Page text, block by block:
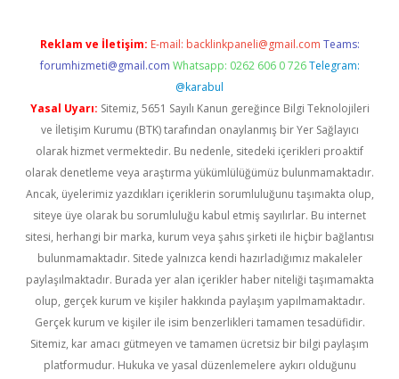
Reklam ve İletişim: E-mail: backlinkpaneli@gmail.com Teams:
forumhizmeti@gmail.com Whatsapp: 0262 606 0 726 Telegram:
@karabul
Yasal Uyarı: Sitemiz, 5651 Sayılı Kanun gereğince Bilgi Teknolojileri
ve İletişim Kurumu (BTK) tarafından onaylanmış bir Yer Sağlayıcı
olarak hizmet vermektedir. Bu nedenle, sitedeki içerikleri proaktif
olarak denetleme veya araştırma yükümlülüğümüz bulunmamaktadır.
Ancak, üyelerimiz yazdıkları içeriklerin sorumluluğunu taşımakta olup,
siteye üye olarak bu sorumluluğu kabul etmiş sayılırlar. Bu internet
sitesi, herhangi bir marka, kurum veya şahıs şirketi ile hiçbir bağlantısı
bulunmamaktadır. Sitede yalnızca kendi hazırladığımız makaleler
paylaşılmaktadır. Burada yer alan içerikler haber niteliği taşımamakta
olup, gerçek kurum ve kişiler hakkında paylaşım yapılmamaktadır.
Gerçek kurum ve kişiler ile isim benzerlikleri tamamen tesadüfidir.
Sitemiz, kar amacı gütmeyen ve tamamen ücretsiz bir bilgi paylaşım
platformudur. Hukuka ve yasal düzenlemelere aykırı olduğunu